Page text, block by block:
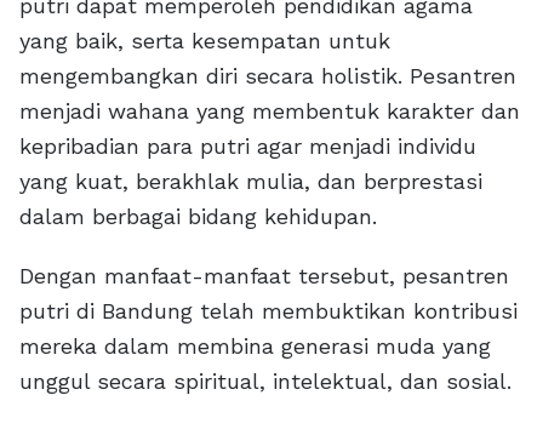
putri dapat memperoleh pendidikan agama
yang baik, serta kesempatan untuk
mengembangkan diri secara holistik. Pesantren
menjadi wahana yang membentuk karakter dan
kepribadian para putri agar menjadi individu
yang kuat, berakhlak mulia, dan berprestasi
dalam berbagai bidang kehidupan.
Dengan manfaat-manfaat tersebut, pesantren
putri di Bandung telah membuktikan kontribusi
mereka dalam membina generasi muda yang
unggul secara spiritual, intelektual, dan sosial.